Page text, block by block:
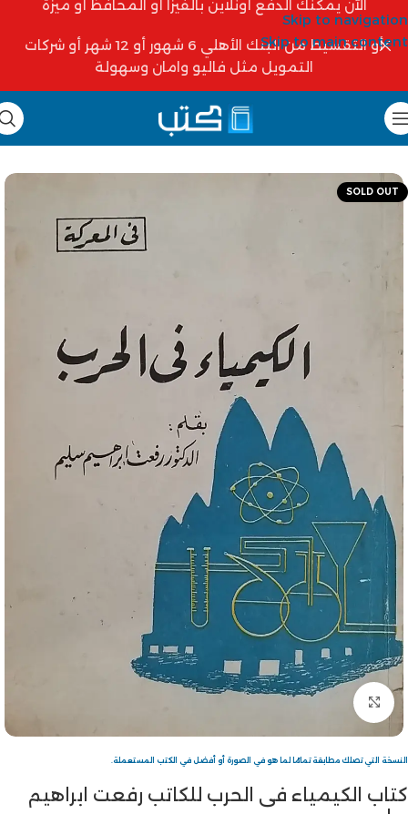
Skip to navigation
Skip to main content
الآن يمكنك الدفع أونلاين بالفيزا أو المحافظ أو ميزة
أو التقسيط من البنك الأهلي 6 شهور أو 12 شهر أو شركات
التمويل مثل فاليو وامان وسهولة
SOLD OUT
Click to enlarge
النسخة التي تصلك مطابقة تمامًا لما هو في الصورة أو أفضل في الكتب المستعملة.
كتاب الكيمياء فى الحرب للكاتب رفعت ابراهيم